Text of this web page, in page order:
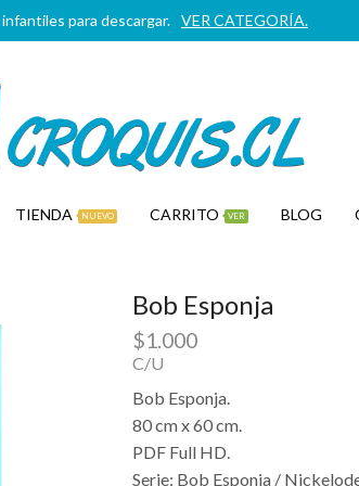
para descargar. VER CATEGORÍA.
TIENDA NUEVO CARRITO VER BLOG
Bob Esponja
$1.000
C/U
Bob Esponja.
80 cm x 60 cm.
PDF Full HD.
Serie: Bob Esponja /